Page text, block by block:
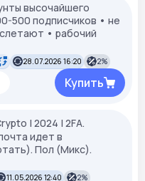
высочайшего
500 подписчиков • не
• рабочий
28.07.2026 16:20 2%
Купить
| 2024 | 2FA.
идет в
Пол (Микс).
11.05.2026 12:40 2%